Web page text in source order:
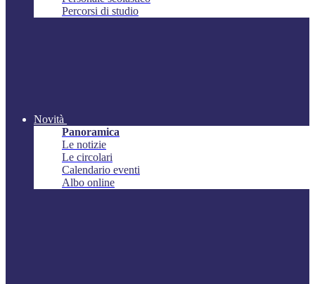
Percorsi di studio
Novità
Panoramica
Le notizie
Le circolari
Calendario eventi
Albo online